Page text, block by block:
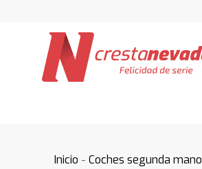
Inicio -Coches segunda mano